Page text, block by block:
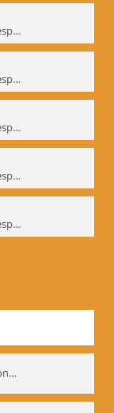
Mann ist Mann, Berlin 1997, Pressespiegel - interne Signatur: BM-prt-262-14
Mann ist Mann, Berlin 1997, Pressespiegel - interne Signatur: BM-prt-262-15
Mann ist Mann, Berlin 1997, Pressespiegel - interne Signatur: BM-prt-262-16
Mann ist Mann, Berlin 1997, Pressespiegel - interne Signatur: BM-prt-262-17
Mann ist Mann, Berlin 1997, Pressespiegel - interne Signatur: BM-prt-262-18
Biomechanik-Demonstration, 2. Kongress der EMF, Mai 1995